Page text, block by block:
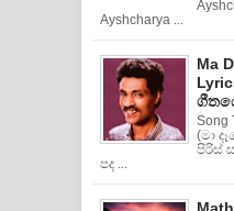
Ayshcharya ...
Ma
Song
(මා
පිරිස්
පද ...